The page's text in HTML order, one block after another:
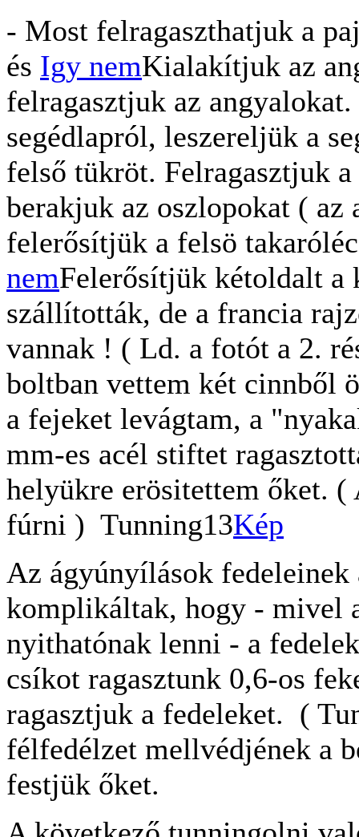
- Most felragaszthatjuk a
és Igy nemKialakítjuk az
felragasztjuk az
segédlapról, leszereljük a
felső tükröt. Felragasztjuk
berakjuk az oszlopokat (
felerősítjük a felsö
nemFelerősítjük kétoldalt a
szállították, de a francia
vannak ! ( Ld. a fotót a 2.
boltban vettem két cinnből
a fejeket levágtam, a
mm-es acél stiftet
helyükre erösitettem őket.
fúrni ) Tunning13Kép
Az ágyúnyílások
komplikáltak, hogy - mivel
nyithatónak lenni - a
csíkot ragasztunk 0,6-os
ragasztjuk a fedeleket. (
félfedélzet mellvédjének a
festjük őket.